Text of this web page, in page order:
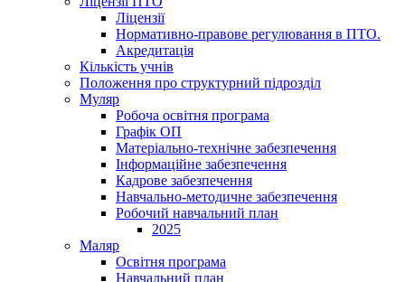
Ліцензії
Нормативно-правове регулювання в ПТО.
Акредитація
Кількість учнів
Положення про структурний підрозділ
Муляр
Робоча освітня програма
Графік ОП
Матеріально-технічне забезпечення
Інформаційне забезпечення
Кадрове забезпечення
Навчально-методичне забезпечення
Робочий навчальний план
2025
Маляр
Освітня програма
Навчальний план